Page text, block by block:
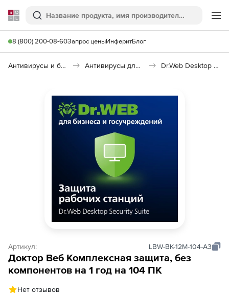
Softline
Поиск
8 (800) 200-08-60Запрос ценыИнферитБлог
Антивирусы и безопасность Антивирусы для организаций Dr.Web Desktop Security Suite
Артикул: LBW-BK-12M-104-A3
Доктор Веб Комплексная защита, без
компонентов на 1 год на 104 ПК
Нет отзывов